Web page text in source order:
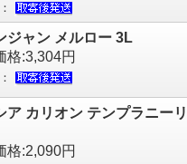
ジャン メルロー 3L
格:3,304円
ア カリオン テンプラニー
格:2,090円